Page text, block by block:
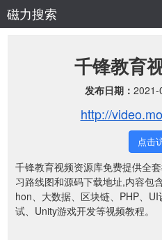
磁力搜索
千锋教育
发布日期： 2021-
http://
点击
千锋教育视频资源库免费提供全
习路线图和源码下载地址,内容包
hon、大数据、区块链、PHP、
试、Unity游戏开发等视频教程。